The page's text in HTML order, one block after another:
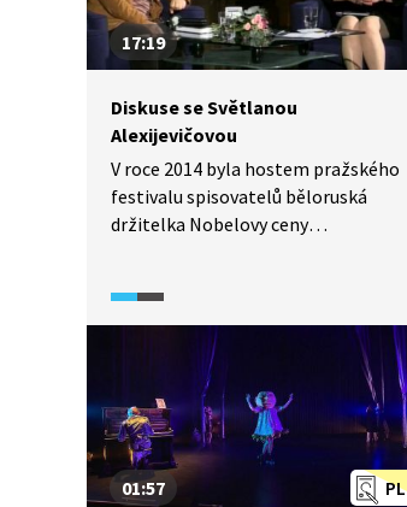
17:19
Diskuse se Světlanou
Alexijevičovou
V roce 2014 byla hostem pražského
festivalu spisovatelů běloruská
držitelka Nobelovy ceny
v Afghánistánu a v souvislosti s tím
o prozaickém díle Válka nemá
ženskou tvář. Dále hovoří o vztahu
k vlasti a o motivaci k napsání
knihy o havárii v Černobylu,
o Modlitbě za Černobyl: Kronice
budoucnosti.
PL
01:57